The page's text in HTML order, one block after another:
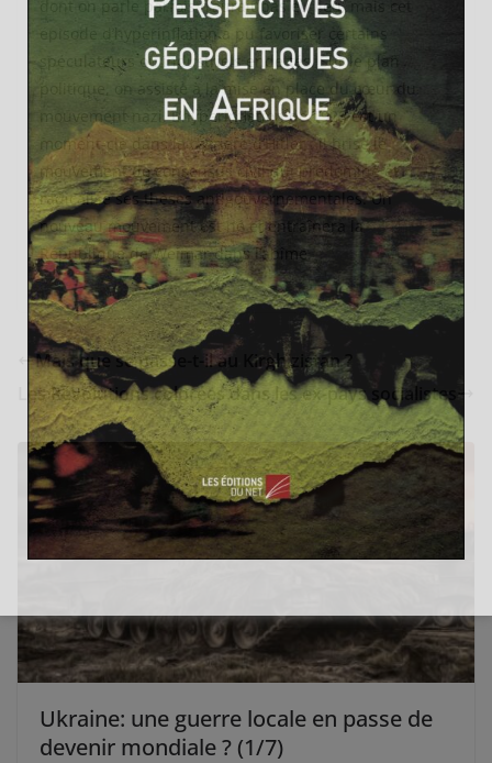
dont on parle parfois n’aurait pas eu lieu, mais cet
épisode d’hyperinflation a pu favoriser certains
spéculateurs ou industriels endettés. Sur le plan
politique, on assiste à la mise en place du cœur du
mouvement nazi. L’hyperinflation de 1923 est un
moment-clé dans la carrière d’Hitler : il brise le
mouvement de consensus civil qui prédomine et
radicalise ses thèses antigouvernementales. Un
nouveau mouvement est né et entraînera la
République de Weimar dans l’abîme.
Mais que se passe-t-il au Kirghizistan ?
Les Révolutions colorées dans les ex-pays socialistes
Ukraine: une guerre locale en passe de
devenir mondiale ? (1/7)